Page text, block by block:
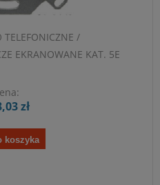
TELEFONICZNE /
EKRANOWANE KAT. 5E
zł
koszyka